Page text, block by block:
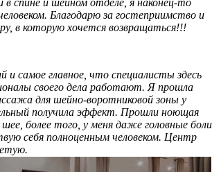
Благодарю за гостеприимство и
в которую хочется возвращаться!!!
и самое главное, что специалисты здесь
своего дела работают. Я прошла
для шейно-воротниковой зоны у
получила эффект. Прошли ноющая
более того, у меня даже головные боли
себя полноценным человеком. Центр